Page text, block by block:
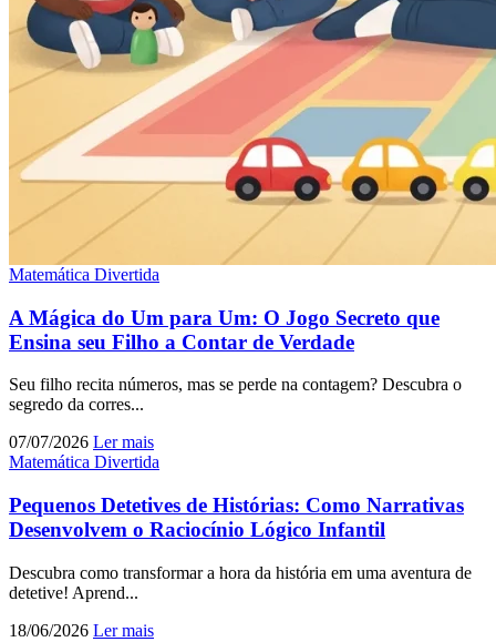
Matemática Divertida
A Mágica do Um para Um: O Jogo Secreto que
Ensina seu Filho a Contar de Verdade
Seu filho recita números, mas se perde na contagem? Descubra o
segredo da corres...
07/07/2026 Ler mais
Matemática Divertida
Pequenos Detetives de Histórias: Como Narrativas
Desenvolvem o Raciocínio Lógico Infantil
Descubra como transformar a hora da história em uma aventura de
detetive! Aprend...
18/06/2026 Ler mais